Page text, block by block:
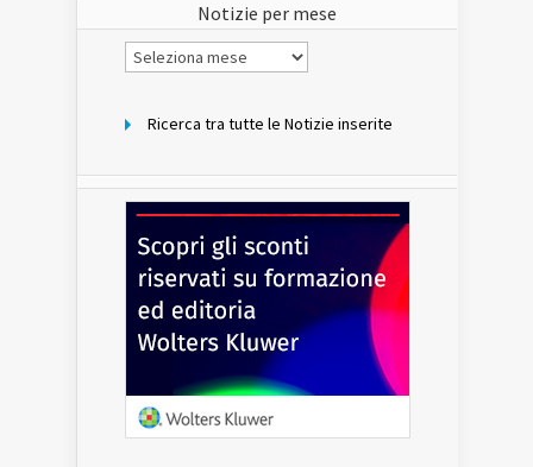
Notizie per mese
Notizie
per
Ricerca tra tutte le Notizie inserite